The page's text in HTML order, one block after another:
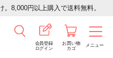
8,000円以上購入で送料無料。
会員登録
ログイン
お買い物
カゴ
メニュー